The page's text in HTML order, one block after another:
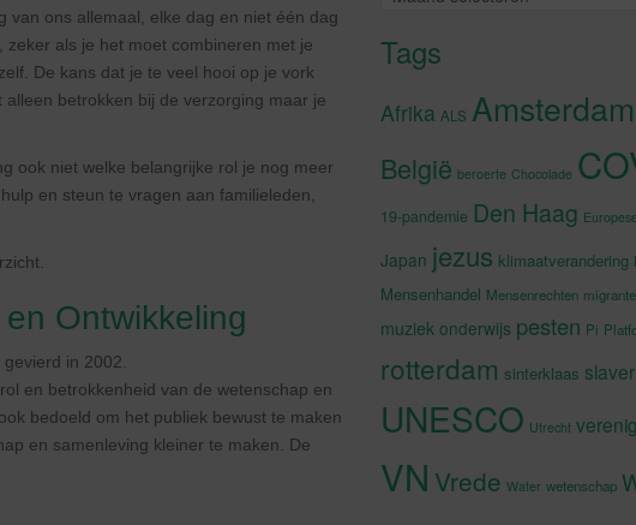
van ons allemaal, elke dag en niet één dag
als je het moet combineren met je
De kans dat je te veel hooi op je vork
betrokken bij de verzorging maar je
ook niet welke belangrijke rol je nog meer
en steun te vragen aan familieleden,
Ontwikkeling
in 2002.
en betrokkenheid van de wetenschap en
bedoeld om het publiek bewust te maken
en samenleving kleiner te maken. De
Tags
Afrika ALS Amsterdam
België beroerte Chocolade
19-pandemie Den Haag
Japan jezus klimaatverandering
Mensenhandel Mensenrechten
muziek onderwijs pesten Pi
rotterdam sinterklaas
UNESCO Utrecht
VN Vrede Water wetenschap